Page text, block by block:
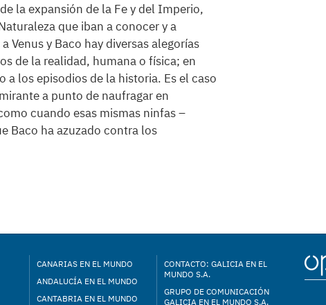
la expansión de la Fe y del Imperio,
que iban a conocer y a
Venus y Baco hay diversas alegorías
de la realidad, humana o física; en
los episodios de la historia. Es el caso
a punto de naufragar en
cuando esas mismas ninfas –
Baco ha azuzado contra los
CANARIAS EN EL MUNDO
ANDALUCÍA EN EL MUNDO
CANTABRIA EN EL MUNDO
CONTACTO: GALICIA EN EL
MUNDO S.A.
GRUPO DE COMUNICACIÓN
GALICIA EN EL MUNDO S.A.